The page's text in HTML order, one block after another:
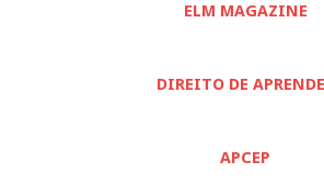
ELM MAGAZINE
DIREITO DE
APCEP